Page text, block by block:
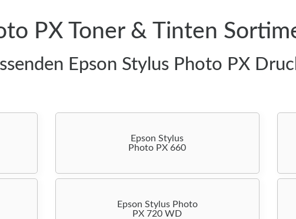
PX Toner & Tinten
Epson Stylus Photo PX
Epson Stylus
Photo PX 660
Epson Stylus Photo
PX 720 WD